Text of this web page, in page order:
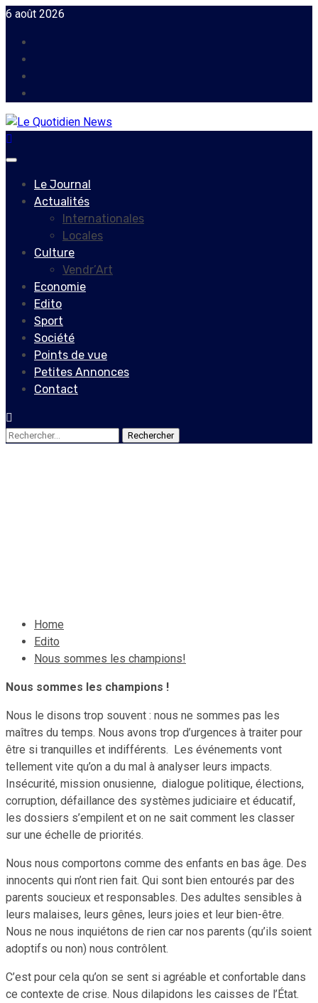
Skip
content
6 août 2026
Primary
Le Journal
Actualités
Internationales
Locales
Culture
Vendr’Art
Economie
Edito
Sport
Société
Points de vue
Petites Annonces
Contact
Rechercher :
Home
Edito
Nous sommes les champions!
Nous sommes les champions !
Nous le disons trop souvent : nous ne sommes pas les
maîtres du temps. Nous avons trop d’urgences à traiter pour
être si tranquilles et indifférents. Les événements vont
tellement vite qu’on a du mal à analyser leurs impacts.
Insécurité, mission onusienne, dialogue politique, élections,
corruption, défaillance des systèmes judiciaire et éducatif,
les dossiers s’empilent et on ne sait comment les classer
sur une échelle de priorités.
Nous nous comportons comme des enfants en bas âge. Des
innocents qui n’ont rien fait. Qui sont bien entourés par des
parents soucieux et responsables. Des adultes sensibles à
leurs malaises, leurs gênes, leurs joies et leur bien-être.
Nous ne nous inquiétons de rien car nos parents (qu’ils soient
adoptifs ou non) nous contrôlent.
C’est pour cela qu’on se sent si agréable et confortable dans
ce contexte de crise. Nous dilapidons les caisses de l’État.